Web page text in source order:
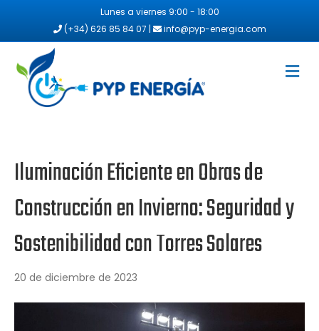
Lunes a viernes 9:00 - 18:00
(+34) 626 85 84 07 |
info@pyp-energia.com
Iluminación Eficiente en Obras de
Construcción en Invierno: Seguridad y
Sostenibilidad con Torres Solares
20 de diciembre de 2023